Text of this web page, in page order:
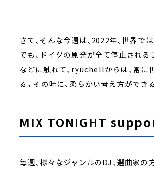
さて、そんな今週は、2022年、世界
でも、ドイツの原発が全て停止され
などに触れて、ryuchellからは、常に
る。その時に、柔らかい考え方ができ
MIX TONIGHT
毎週、様々なジャンルのDJ、選曲家